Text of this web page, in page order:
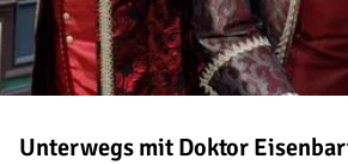
Unterwegs mit Doktor